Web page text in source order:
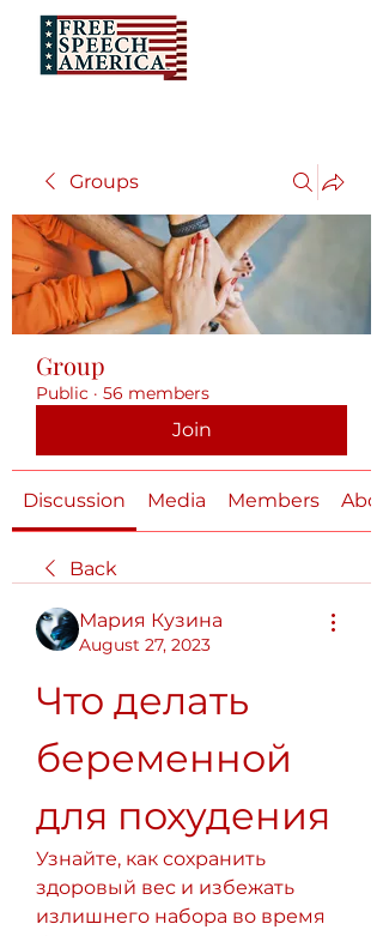
Groups
Group
Public · 56 members
Join
Discussion Media Members
Back
Мария Кузина
August 27, 2023
Что делать
беременной
для похудения
Узнайте, как сохранить
здоровый вес и избежать
излишнего набора во время